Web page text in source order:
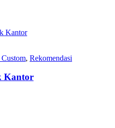
, Rekomendasi
Kantor